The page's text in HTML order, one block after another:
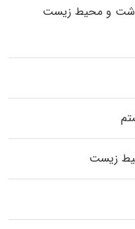
و محیط زیست
زیست